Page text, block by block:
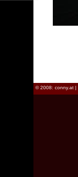
© 2008: conny.at |